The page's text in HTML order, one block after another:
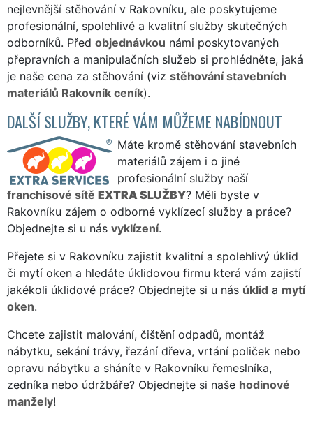
nejlevnější stěhování v Rakovníku, ale poskytujeme
profesionální, spolehlivé a kvalitní služby skutečných
odborníků. Před objednávkou námi poskytovaných
přepravních a manipulačních služeb si prohlédněte, jaká
je naše cena za stěhování (viz stěhování stavebních
materiálů Rakovník ceník).
DALŠÍ SLUŽBY, KTERÉ VÁM MŮŽEME NABÍDNOUT
Máte kromě stěhování stavebních
materiálů zájem i o jiné
profesionální služby naší
franchisové sítě EXTRA SLUŽBY? Měli byste v
Rakovníku zájem o odborné vyklízecí služby a práce?
Objednejte si u nás vyklízení.
Přejete si v Rakovníku zajistit kvalitní a spolehlivý úklid
či mytí oken a hledáte úklidovou firmu která vám zajistí
jakékoli úklidové práce? Objednejte si u nás úklid a mytí
oken.
Chcete zajistit malování, čištění odpadů, montáž
nábytku, sekání trávy, řezání dřeva, vrtání poliček nebo
opravu nábytku a sháníte v Rakovníku řemeslníka,
zedníka nebo údržbáře? Objednejte si naše hodinové
manžely!